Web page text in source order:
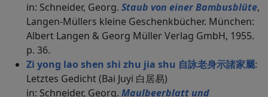
in: Schneider, Georg. Staub von einer Bambusblüte,
Langen-Müllers kleine Geschenkbücher. München:
Albert Langen & Georg Müller Verlag GmbH, 1955.
p. 36.
Zi yong lao shen shi zhu jia shu 自詠老身示諸家屬:
Letztes Gedicht (Bai Juyi 白居易)
in: Schneider, Georg. Maulbeerblatt und